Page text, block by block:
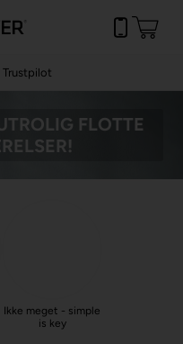
Trustpilot
FLOTTE
Ikke meget - simple
is key